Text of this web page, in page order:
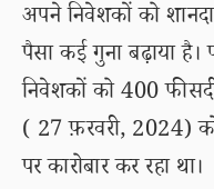
अपने निवेशकों को
पैसा कई गुना बढ़ाया है।
निवेशकों को 400 फीसदी
( 27 फ़रवरी, 2024)
पर कारोबार कर रहा था।